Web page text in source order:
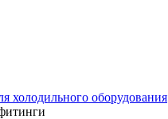
холодильного оборудования